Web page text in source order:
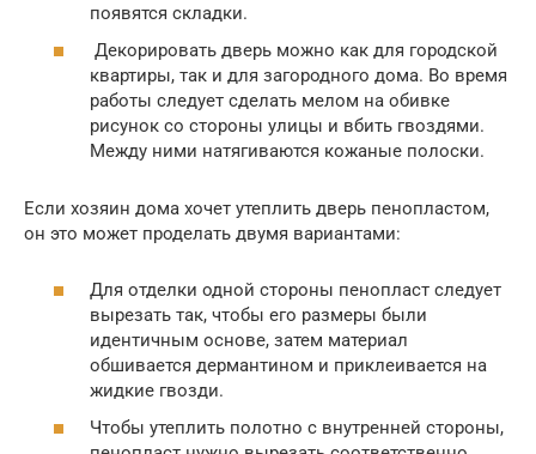
появятся складки.
Декорировать дверь можно как для городской
квартиры, так и для загородного дома. Во время
работы следует сделать мелом на обивке
рисунок со стороны улицы и вбить гвоздями.
Между ними натягиваются кожаные полоски.
Если хозяин дома хочет утеплить дверь пенопластом,
он это может проделать двумя вариантами:
Для отделки одной стороны пенопласт следует
вырезать так, чтобы его размеры были
идентичным основе, затем материал
обшивается дермантином и приклеивается на
жидкие гвозди.
Чтобы утеплить полотно с внутренней стороны,